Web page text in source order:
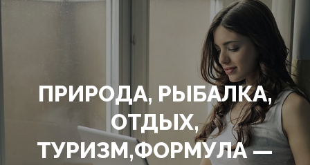
ПРИРОДА, РЫБАЛКА,
ОТДЫХ,
ТУРИЗМ,ФОРМУЛА —